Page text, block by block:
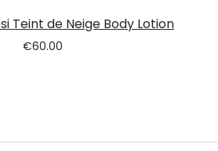
Teint de Neige Body Lotion
€60.00